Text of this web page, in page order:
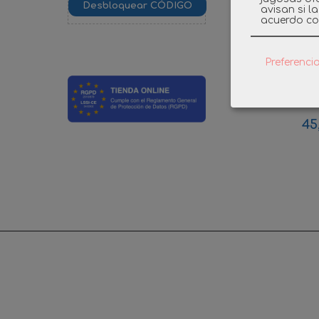
avisan si
acuerdo